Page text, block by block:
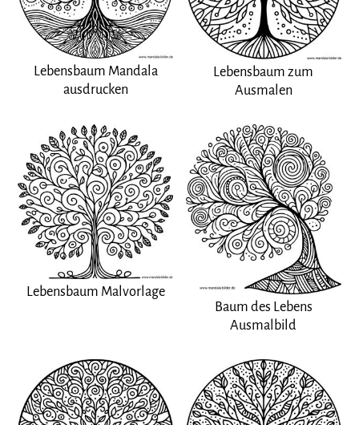
Lebensbaum Mandala
ausdrucken
Lebensbaum zum
Ausmalen
Lebensbaum Malvorlage
Baum des Lebens
Ausmalbild